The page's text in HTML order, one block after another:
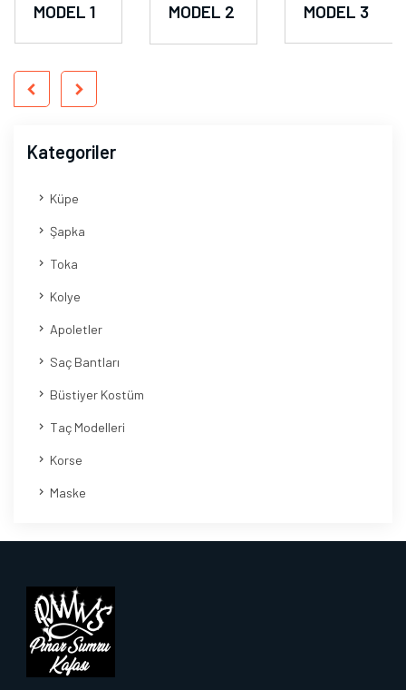
MODEL 1
MODEL 2
MODEL 3
Kategoriler
Küpe
Şapka
Toka
Kolye
Apoletler
Saç Bantları
Büstiyer Kostüm
Taç Modelleri
Korse
Maske